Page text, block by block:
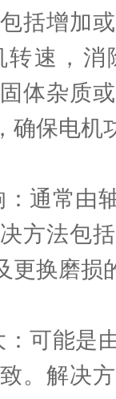
括增加
转速，
体杂质
确保电机
常由轴
方法包
更换磨损
能是由
。解决